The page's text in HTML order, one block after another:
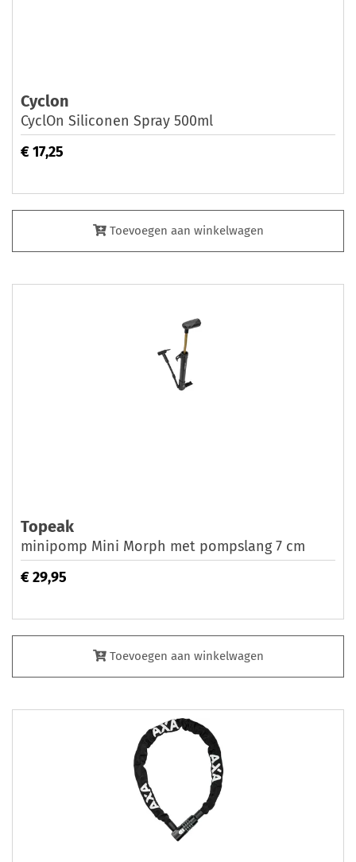
Cyclon
CyclOn Siliconen Spray 500ml
€ 17,25
Toevoegen aan winkelwagen
Topeak
minipomp Mini Morph met pompslang 7 cm
€ 29,95
Toevoegen aan winkelwagen